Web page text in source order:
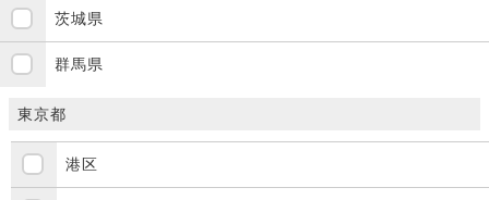
茨城県
群馬県
東京都
港区